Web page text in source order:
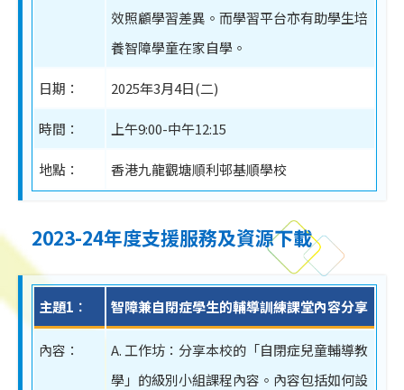
效照顧學習差異。而學習平台亦有助學生培
養智障學童在家自學。
日期： 2025年3月4日(二)
時間： 上午9:00-中午12:15
地點： 香港九龍觀塘順利邨基順學校
2023-24年度支援服務及資源下載
主題1︰ 智障兼自閉症學生的輔導訓練課堂內容分享
內容：
A. 工作坊：分享本校的「自閉症兒童輔導教
學」的級別小組課程內容。內容包括如何設